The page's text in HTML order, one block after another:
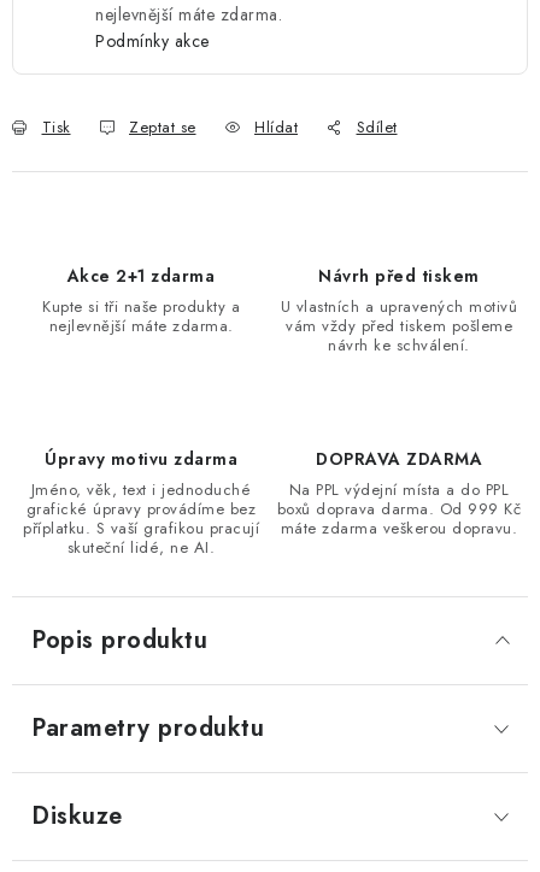
nejlevnější máte zdarma.
Podmínky akce
Tisk Zeptat se Hlídat Sdílet
Akce 2+1 zdarma
Kupte si tři naše produkty a
nejlevnější máte zdarma.
Návrh před tiskem
U vlastních a upravených motivů
vám vždy před tiskem pošleme
návrh ke schválení.
Úpravy motivu zdarma
Jméno, věk, text i jednoduché
grafické úpravy provádíme bez
příplatku. S vaší grafikou pracují
skuteční lidé, ne AI.
DOPRAVA ZDARMA
Na PPL výdejní místa a do PPL
boxů doprava darma. Od 999 Kč
máte zdarma veškerou dopravu.
Popis produktu
Parametry produktu
Diskuze